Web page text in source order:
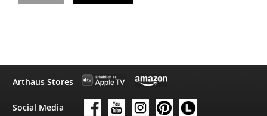
Arthaus Stores
Social Media